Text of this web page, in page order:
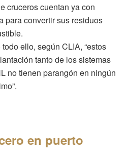
cruceros cuentan ya con
para convertir sus residuos
ello, según CLIA, “estos
tanto de los sistemas
no tienen parangón en ningún
en puerto